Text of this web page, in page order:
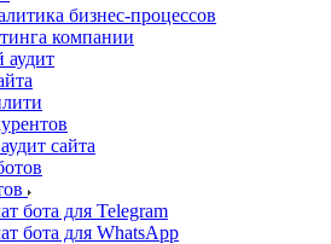
бизнес-процессов
компании
аудит
сайта
бота для Telegram
бота для WhatsApp